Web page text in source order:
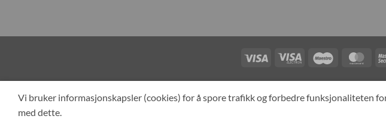
Visa
Visa
Maestro
TILBAKEKALLINGER KONTAKT OSS OM
Vi bruker informasjonskapsler (cookies) for å spore trafikk og forbedre funksjonaliteten
med dette.